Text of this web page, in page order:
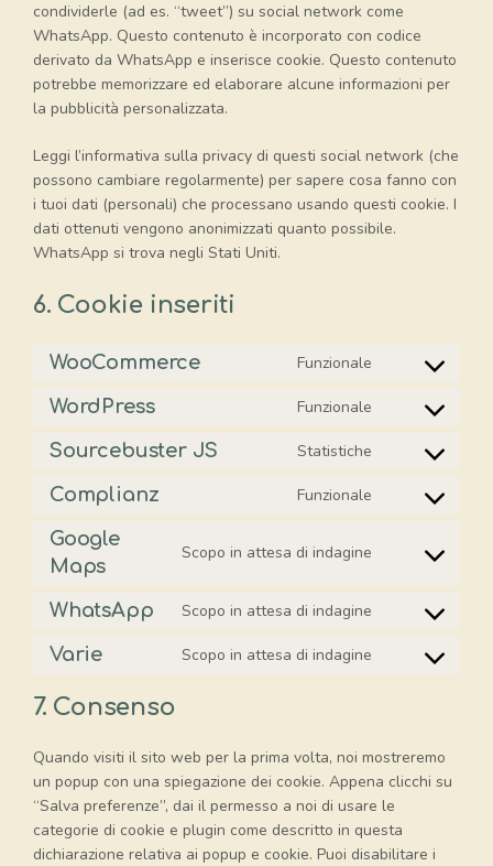
condividerle (ad es. “tweet”) su social network come
WhatsApp. Questo contenuto è incorporato con codice
derivato da WhatsApp e inserisce cookie. Questo contenuto
potrebbe memorizzare ed elaborare alcune informazioni per
la pubblicità personalizzata.
Leggi l’informativa sulla privacy di questi social network (che
possono cambiare regolarmente) per sapere cosa fanno con
i tuoi dati (personali) che processano usando questi cookie. I
dati ottenuti vengono anonimizzati quanto possibile.
WhatsApp si trova negli Stati Uniti.
6. Cookie inseriti
WooCommerce Funzionale
Consent
service
woocommerce
WordPress Funzionale
Consent
service
wordpress
Sourcebuster JS Statistiche
Consent
service
Complianz Funzionale
Consent
service
Google
Maps
Scopo in attesa di indagine
Consent
service
WhatsApp Scopo in attesa di indagine
Consent
service
Varie Scopo in attesa di indagine
Consent
7. Consenso
Quando visiti il sito web per la prima volta, noi mostreremo
un popup con una spiegazione dei cookie. Appena clicchi su
“Salva preferenze”, dai il permesso a noi di usare le
categorie di cookie e plugin come descritto in questa
dichiarazione relativa ai popup e cookie. Puoi disabilitare i